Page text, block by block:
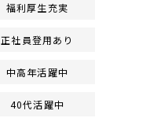
福利厚生充実
正社員登用あり
中高年活躍中
40代活躍中